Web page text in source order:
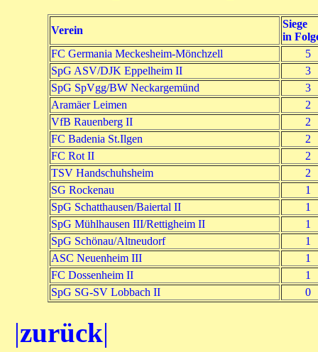
Verein
Siege
in
FC Germania Meckesheim-Mönchzell
5
SpG ASV/DJK Eppelheim II
3
SpG SpVgg/BW Neckargemünd
3
Aramäer Leimen
2
VfB Rauenberg II
2
FC Badenia St.Ilgen
2
FC Rot II
2
TSV Handschuhsheim
2
SG Rockenau
1
SpG Schatthausen/Baiertal II
1
SpG Mühlhausen III/Rettigheim II
1
SpG Schönau/Altneudorf
1
ASC Neuenheim III
1
FC Dossenheim II
1
SpG SG-SV Lobbach II
0
|zurück|